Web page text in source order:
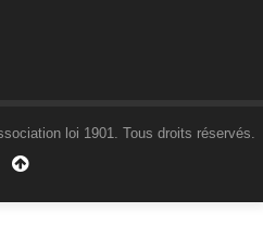
loi 1901. Tous droits réservés.